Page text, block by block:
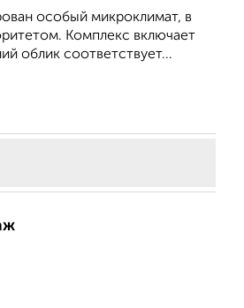
особый микроклимат, в
Комплекс включает
облик соответствует...